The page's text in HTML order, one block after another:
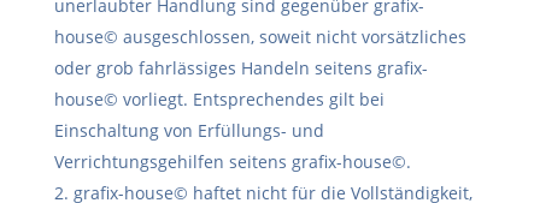
unerlaubter Handlung sind gegenüber grafix-
house© ausgeschlossen, soweit nicht vorsätzliches
oder grob fahrlässiges Handeln seitens grafix-
house© vorliegt. Entsprechendes gilt bei
Einschaltung von Erfüllungs- und
Verrichtungsgehilfen seitens grafix-house©.
grafix-house© haftet nicht für die Vollständigkeit,